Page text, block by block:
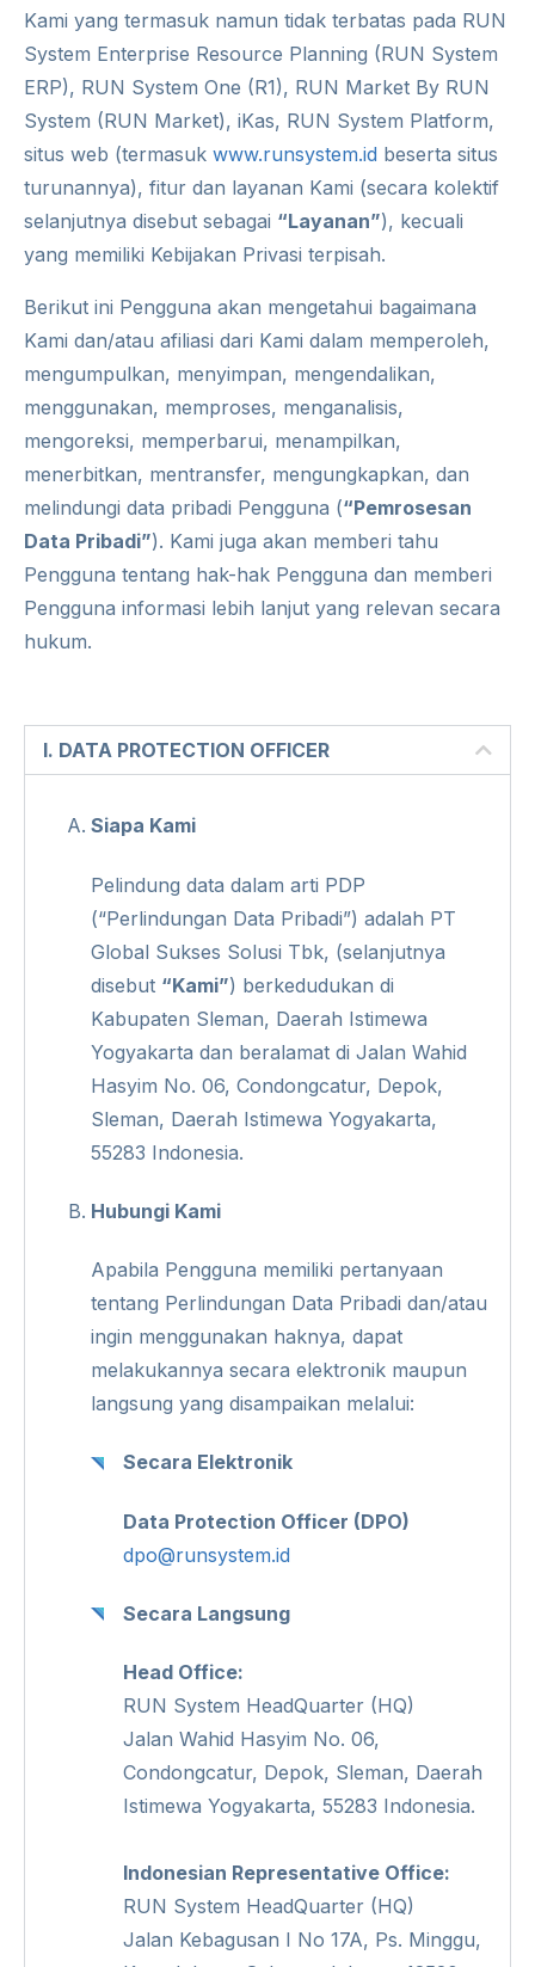
Kami yang termasuk namun tidak terbatas pada RUN
System Enterprise Resource Planning (RUN System
ERP), RUN System One (R1), RUN Market By RUN
System (RUN Market), iKas, RUN System Platform,
situs web (termasuk www.runsystem.id beserta situs
turunannya), fitur dan layanan Kami (secara kolektif
selanjutnya disebut sebagai “Layanan”), kecuali
yang memiliki Kebijakan Privasi terpisah.
Berikut ini Pengguna akan mengetahui bagaimana
Kami dan/atau afiliasi dari Kami dalam memperoleh,
mengumpulkan, menyimpan, mengendalikan,
menggunakan, memproses, menganalisis,
mengoreksi, memperbarui, menampilkan,
menerbitkan, mentransfer, mengungkapkan, dan
melindungi data pribadi Pengguna (“Pemrosesan
Data Pribadi”). Kami juga akan memberi tahu
Pengguna tentang hak-hak Pengguna dan memberi
Pengguna informasi lebih lanjut yang relevan secara
hukum.
I. DATA PROTECTION OFFICER
Siapa Kami
Pelindung data dalam arti PDP
(“Perlindungan Data Pribadi”) adalah PT
Global Sukses Solusi Tbk, (selanjutnya
disebut “Kami”) berkedudukan di
Kabupaten Sleman, Daerah Istimewa
Yogyakarta dan beralamat di Jalan Wahid
Hasyim No. 06, Condongcatur, Depok,
Sleman, Daerah Istimewa Yogyakarta,
55283 Indonesia.
Hubungi Kami
Apabila Pengguna memiliki pertanyaan
tentang Perlindungan Data Pribadi dan/atau
ingin menggunakan haknya, dapat
melakukannya secara elektronik maupun
langsung yang disampaikan melalui:
Secara Elektronik
Data Protection Officer (DPO)
dpo@runsystem.id
Secara Langsung
Head Office:
RUN System HeadQuarter (HQ)
Jalan Wahid Hasyim No. 06,
Condongcatur, Depok, Sleman, Daerah
Istimewa Yogyakarta, 55283 Indonesia.
Indonesian Representative Office:
RUN System HeadQuarter (HQ)
Jalan Kebagusan I No 17A, Ps. Minggu,